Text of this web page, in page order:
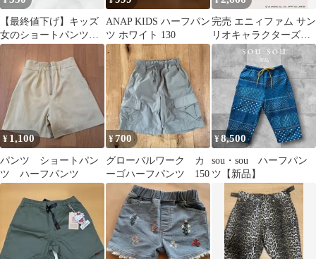
【最終値下げ】キッズ
女のショートパンツ
ネイビー フショート
ズボン
ANAP KIDS ハーフパン
ツ ホワイト 130
完売 エニィファム サン
リオキャラクターズ
×any FAM フリルショ
ートパンツ
¥ 1,100
パンツ ショートパン
ツ ハーフパンツ
¥700
グローバルワーク カ
ーゴハーフパンツ 150
¥8,500
sou・sou ハーフパン
ツ【新品】